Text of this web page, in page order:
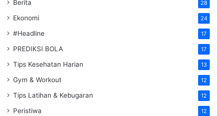
Berita 28
Ekonomi 24
#Headline 17
PREDIKSI BOLA 17
Tips Kesehatan Harian 13
Gym & Workout 12
Tips Latihan & Kebugaran 12
Peristiwa 12